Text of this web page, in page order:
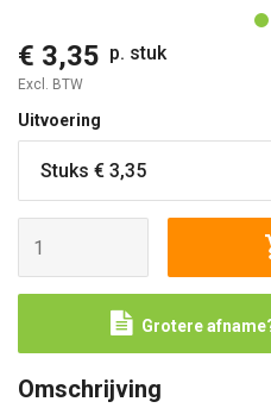
€ 3,35 p. stuk
Excl. BTW
Uitvoering
Grotere
Omschrijving